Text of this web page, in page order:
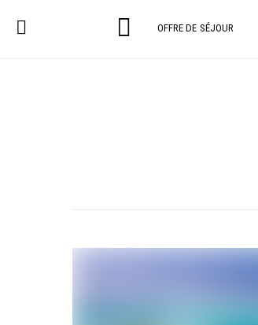
OFFRE DE SÉJOUR